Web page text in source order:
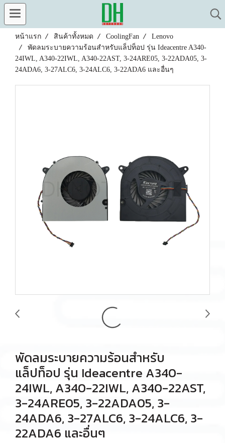
หน้าแรก สินค้าทั้งหมด CoolingFan
Lenovo
พัดลมระบายความร้อนสำหรับแล็ปท็อป รุ่น Ideacentre A340-
24IWL, A340-22IWL, A340-22AST, 3-24ARE05, 3-22ADA05, 3-
24ADA6, 3-27ALC6, 3-24ALC6, 3-22ADA6 และอื่นๆ
พัดลมระบายความร้อนสำหรับ
แล็ปท็อป รุ่น Ideacentre A340-
24IWL, A340-22IWL, A340-22AST,
3-24ARE05, 3-22ADA05, 3-
24ADA6, 3-27ALC6, 3-24ALC6, 3-
22ADA6 และอื่นๆ